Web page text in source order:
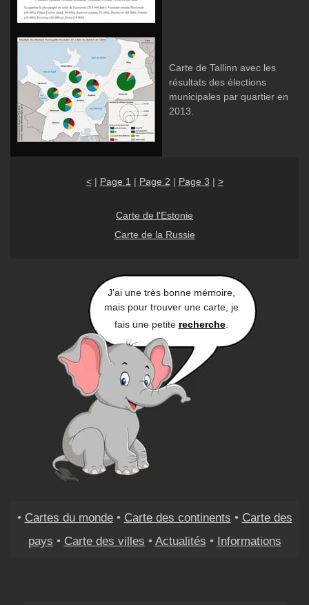
Carte de Tallinn avec les
résultats des élections
municipales par quartier en
2013.
<| Page 1 | Page 2 | Page 3 | >
Carte de l'Estonie
Carte de la Russie
J'ai une très bonne mémoire,
mais pour trouver une carte, je
fais une petite recherche.
• Cartes du monde• Carte des continents • Carte des
pays • Carte des villes • Actualités • Informations